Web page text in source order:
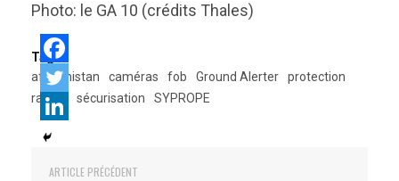
Photo: le GA 10 (crédits Thales)
Tags:
afghanistan
caméras fob Ground Alerter
protection
radars
sécurisation SYPROPE
ARTICLE PRÉCÉDENT